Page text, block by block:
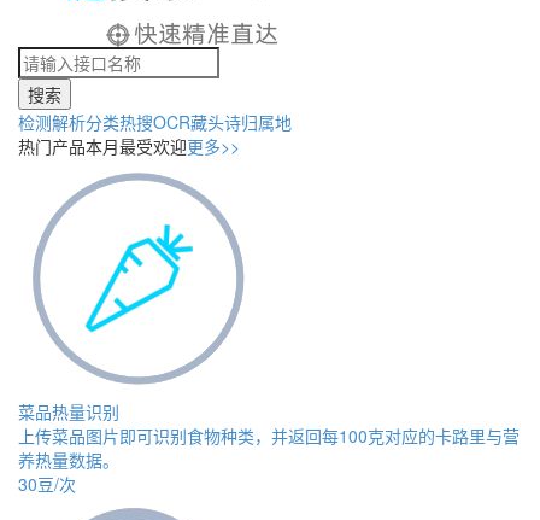
搜索
检测解析分类热搜OCR藏头诗归属地
热门产品本月最受欢迎更多>>
菜品热量识别
上传菜品图片即可识别食物种类，并返回每100克对应的卡路里与营
养热量数据。
30豆/次